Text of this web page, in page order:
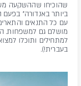
שהוכיחו שההשקעה
ביותר באנדורה" בפעם
עם כל התנאים
מושלם גם למשפחות.
למתחילים ותוכלו
בעברית!).